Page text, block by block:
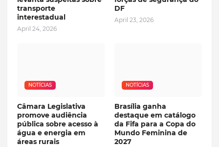
transporte
interestadual
April 24, 2026
DF
April 23, 2026
NOTÍCIAS
Câmara Legislativa
promove audiência
pública sobre acesso à
água e energia em
áreas rurais
NOTÍCIAS
Brasília ganha
destaque em catálogo
da Fifa para a Copa do
Mundo Feminina de
2027